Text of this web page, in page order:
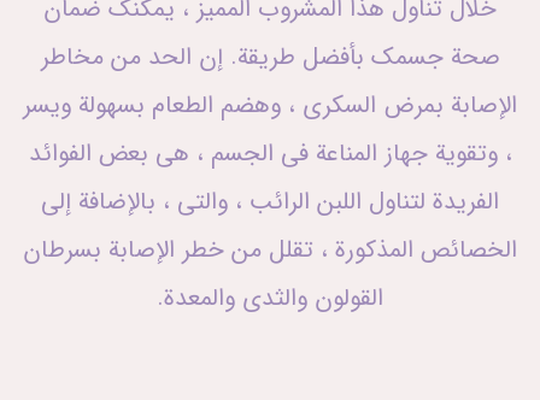
خلال تناول هذا المشروب المميز ، يمكنك ضمان
صحة جسمك بأفضل طريقة. إن الحد من مخاطر
الإصابة بمرض السكري ، وهضم الطعام بسهولة ويسر
، وتقوية جهاز المناعة في الجسم ، هي بعض الفوائد
الفريدة لتناول اللبن الرائب ، والتي ، بالإضافة إلى
الخصائص المذكورة ، تقلل من خطر الإصابة بسرطان
القولون والثدي والمعدة.